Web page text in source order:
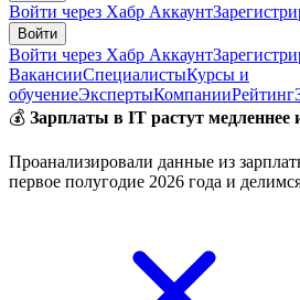
Войти через Хабр Аккаунт
Войти
Войти через Хабр Аккаунт
ВакансииСпециалистыКурсы и
обучениеЭкспертыКомпанииРейтинг
💰 Зарплаты в IT растут медленнее
Проанализировали данные из
первое полугодие 2026 года и